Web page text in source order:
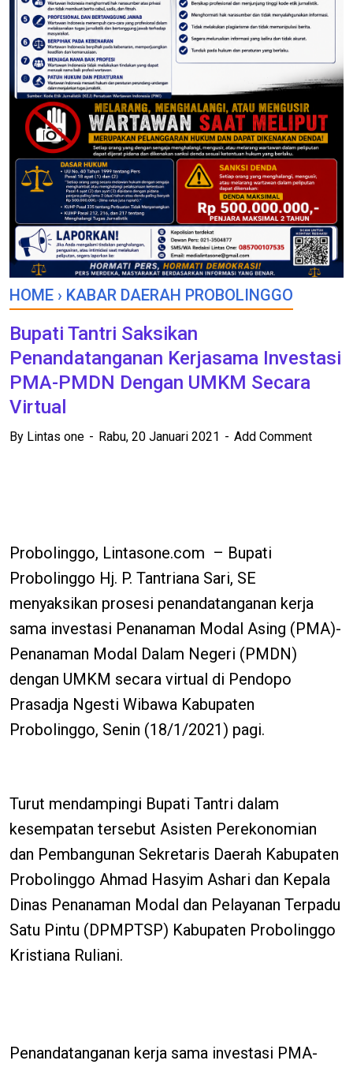
HOME › KABAR DAERAH PROBOLINGGO
Bupati Tantri Saksikan
Penandatanganan Kerjasama Investasi
PMA-PMDN Dengan UMKM Secara
Virtual
By Lintas one Rabu, 20 Januari 2021 Add Comment
Probolinggo, Lintasone.com – Bupati
Probolinggo Hj. P. Tantriana Sari, SE
menyaksikan prosesi penandatanganan kerja
sama investasi Penanaman Modal Asing (PMA)-
Penanaman Modal Dalam Negeri (PMDN)
dengan UMKM secara virtual di Pendopo
Prasadja Ngesti Wibawa Kabupaten
Probolinggo, Senin (18/1/2021) pagi.
Turut mendampingi Bupati Tantri dalam
kesempatan tersebut Asisten Perekonomian
dan Pembangunan Sekretaris Daerah Kabupaten
Probolinggo Ahmad Hasyim Ashari dan Kepala
Dinas Penanaman Modal dan Pelayanan Terpadu
Satu Pintu (DPMPTSP) Kabupaten Probolinggo
Kristiana Ruliani.
Penandatanganan kerja sama investasi PMA-